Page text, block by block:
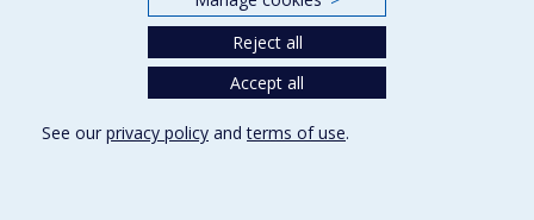
Nos départements et écoles
Reject all
Accept all
See our privacy policy andterms of use.